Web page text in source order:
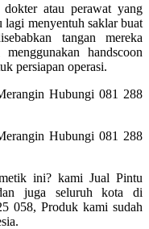
atau perawat yang
lagi menyentuh saklar buat
tangan mereka
handscoon
persiapan operasi.
ini? kami Jual Pintu
juga seluruh kota di
058, Produk kami sudah